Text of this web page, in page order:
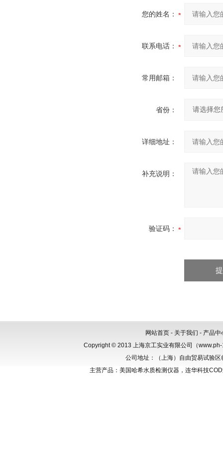
您的姓名：
联系电话：
常用邮箱：
省份：
详细地址：
补充说明：
验证码：
网站首页 - 关于我们 - 产品中
Copyright © 2013 上海京工实业有限公司（
公司地址：（上海）自由贸易试验
主营产品：美国哈希水质检测仪器，连华科技